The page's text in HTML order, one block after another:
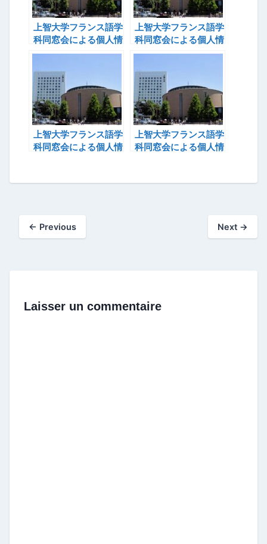
上智大学フランス語学
科同窓会による個人情
報無断開示事件(23)
上智大学フランス語学
科同窓会による個人情
報無断開示事件(24)
上智大学フランス語学
科同窓会による個人情
上智大学フランス語学
科同窓会による個人情
← Previous Next →
Laisser un commentaire